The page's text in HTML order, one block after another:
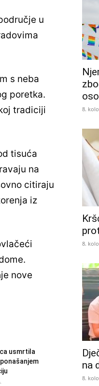
u
s neba
poretka.
tradiciji
tisuća
na
citiraju
iz
nove
usmrtila
8.
8.
na
8.